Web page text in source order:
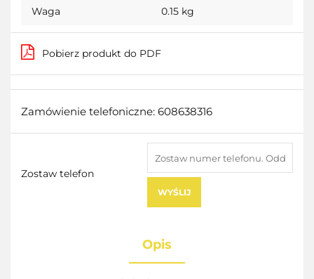
Waga 0.15 kg
Pobierz produkt do PDF
Zamówienie telefoniczne: 608638316
Zostaw telefon
WYŚLIJ
Opis